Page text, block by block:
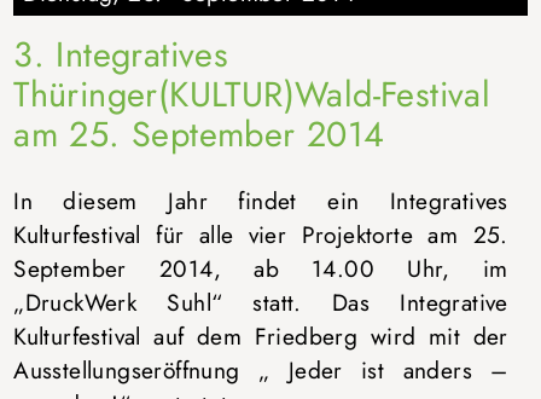
3. Integratives
Thüringer(KULTUR)Wald-Festival
am 25. September 2014
In diesem Jahr findet ein Integratives
Kulturfestival für alle vier Projektorte am 25.
September 2014, ab 14.00 Uhr, im
„DruckWerk Suhl“ statt. Das Integrative
Kulturfestival auf dem Friedberg wird mit der
Ausstellungseröffnung „ Jeder ist anders –